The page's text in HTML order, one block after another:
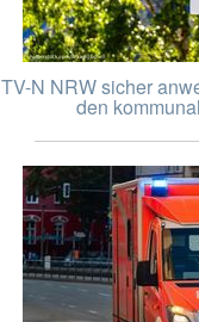
TV-N NRW sicher
den